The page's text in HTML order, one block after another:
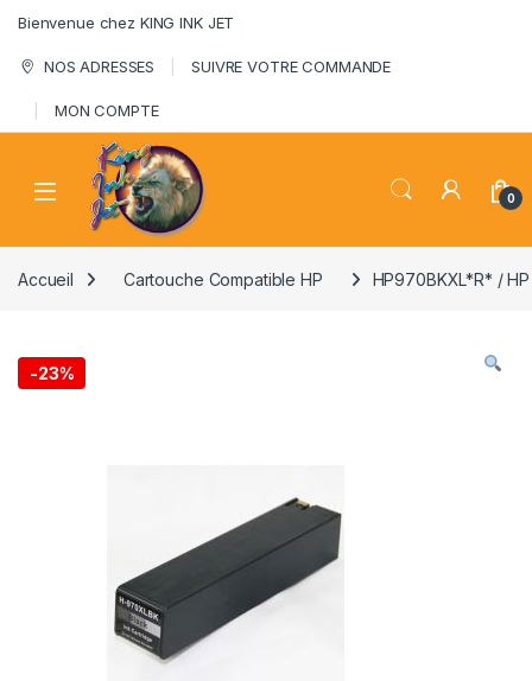
Bienvenue chez KING INK JET
NOS ADRESSES SUIVRE VOTRE COMMANDE
MON COMPTE
0
Accueil Cartouche Compatible HP HP970BKXL*R* / HP
-23%